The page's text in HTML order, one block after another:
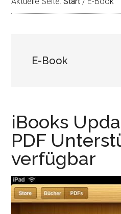
E-Book
iBooks
PDF
verfügbar